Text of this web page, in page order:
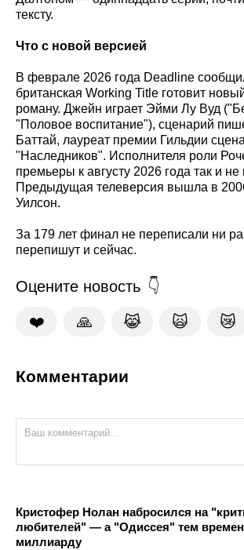
тексту.
Что с новой версией
В феврале 2026 года Deadline
британская Working Title готовит
роману. Джейн играет Эйми Лу Вуд
"Половое воспитание"), сценарий
Баттай, лауреат премии Гильдии
"Наследников". Исполнителя роли
премьеры к августу 2026 года так и не
Предыдущая телеверсия вышла в
Уилсон.
За 179 лет финал не переписали ни
перепишут и сейчас.
Оцените новость
❤️ 🙏 😹 🙀 😿
Комментарии
Кристофер Нолан набросился на
любителей" — а "Одиссея" тем
миллиарду